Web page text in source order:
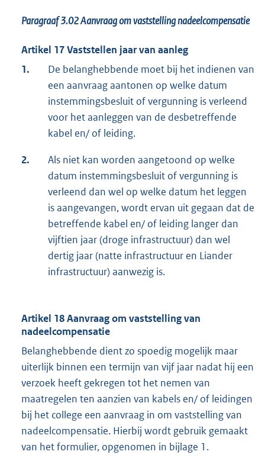
Paragraaf 3.02Aanvraag om vaststelling nadeelcompensatie
Artikel 17 Vaststellen jaar van aanleg
1.
De belanghebbende moet bij het indienen van
een aanvraag aantonen op welke datum
instemmingsbesluit of vergunning is verleend
voor het aanleggen van de desbetreffende
kabel en/ of leiding.
2.
Als niet kan worden aangetoond op welke
datum instemmingsbesluit of vergunning is
verleend dan wel op welke datum het leggen
is aangevangen, wordt ervan uit gegaan dat de
betreffende kabel en/ of leiding langer dan
vijftien jaar (droge infrastructuur) dan wel
dertig jaar (natte infrastructuur en Liander
infrastructuur) aanwezig is.
Artikel 18 Aanvraag om vaststelling van
nadeelcompensatie
Belanghebbende dient zo spoedig mogelijk maar
uiterlijk binnen een termijn van vijf jaar nadat hij een
verzoek heeft gekregen tot het nemen van
maatregelen ten aanzien van kabels en/ of leidingen
bij het college een aanvraag in om vaststelling van
nadeelcompensatie. Hierbij wordt gebruik gemaakt
van het formulier, opgenomen in bijlage 1.